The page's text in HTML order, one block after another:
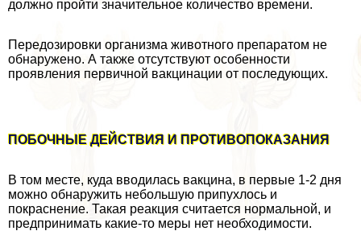
должно пройти значительное количество времени.
Передозировки организма животного препаратом не
обнаружено. А также отсутствуют особенности
проявления первичной вакцинации от последующих.
ПОБОЧНЫЕ ДЕЙСТВИЯ И ПРОТИВОПОКАЗАНИЯ
В том месте, куда вводилась вакцина, в первые 1-2 дня
можно обнаружить небольшую припухлось и
покраснение. Такая реакция считается нормальной, и
предпринимать какие-то меры нет необходимости.